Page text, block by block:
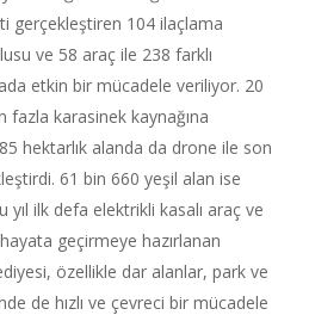
gerçekleştiren 104 ilaçlama
ve 58 araç ile 238 farklı
etkin bir mücadele veriliyor. 20
fazla karasinek kaynağına
hektarlık alanda da drone ile son
61 bin 660 yeşil alan ise
yıl ilk defa elektrikli kasalı araç ve
geçirmeye hazırlanan
özellikle dar alanlar, park ve
de hızlı ve çevreci bir mücadele